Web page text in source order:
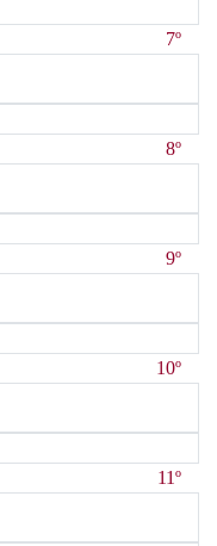
7º
8º
9º
10º
11º